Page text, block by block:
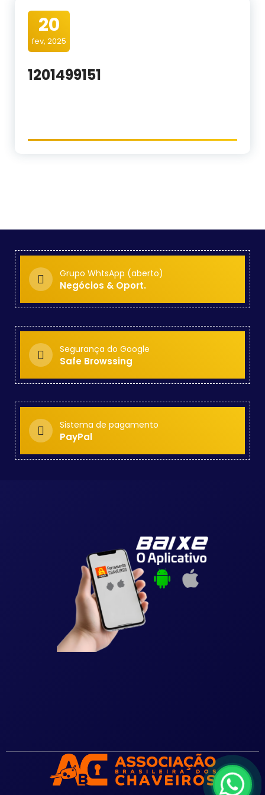
20
fev, 2025
1201499151
Grupo WhtsApp (aberto)
Negócios & Oport.
Segurança do Google
Safe Browssing
Sistema de pagamento
PayPal